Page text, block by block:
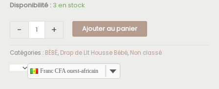
Disponibilité : 3 en stock
- + Ajouter au panier
Catégories : BÉBÉ, Drap de LIt Housse Bébé, Non classé
Franc CFA ouest-africain